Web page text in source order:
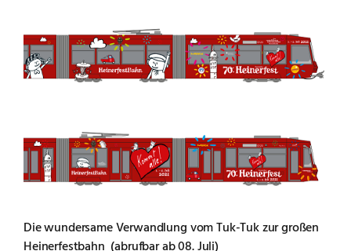
Die wundersame Verwandlung vom Tuk-Tuk zur großen
Heinerfestbahn (abrufbar ab 08. Juli)